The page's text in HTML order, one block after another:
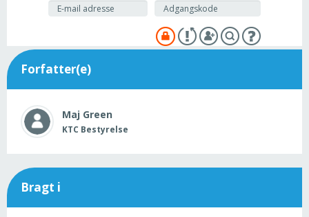
Forfatter(e)
Maj Green
KTC Bestyrelse
Bragt i